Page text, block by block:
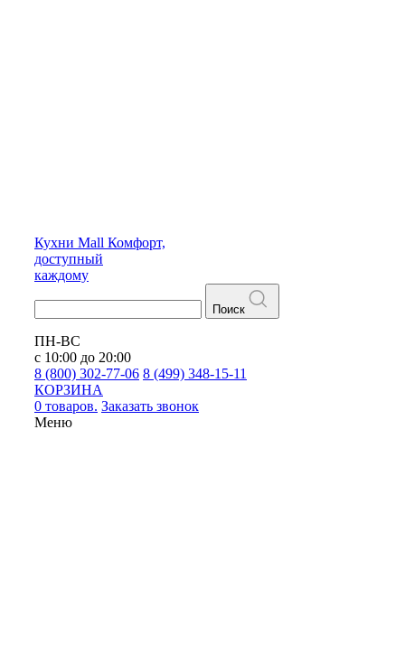
Кухни Mall Комфорт,
доступный
каждому
Поиск
ПН-ВС
с 10:00 до 20:00
8 (800) 302-77-06 8 (499) 348-15-11
КОРЗИНА
0 товаров. Заказать звонок
Меню